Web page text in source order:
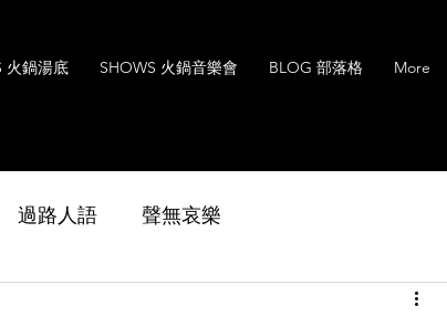
火鍋湯底 SHOWS 火鍋音樂會 BLOG 部落格 More
過路人語 聲無哀樂